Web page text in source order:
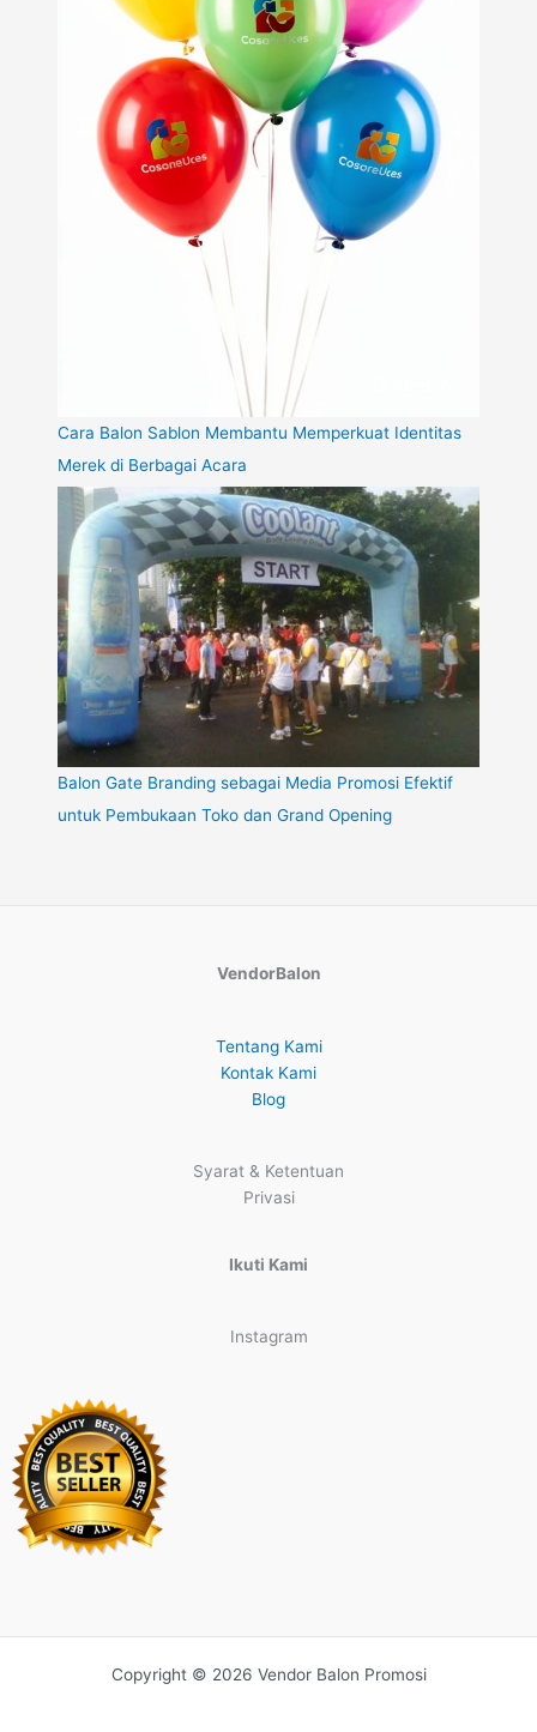
Cara Balon Sablon Membantu Memperkuat Identitas
Merek di Berbagai Acara
Balon Gate Branding sebagai Media Promosi Efektif
untuk Pembukaan Toko dan Grand Opening
VendorBalon
Tentang Kami
Kontak Kami
Blog
Syarat & Ketentuan
Privasi
Ikuti Kami
Instagram
Copyright © 2026 Vendor Balon Promosi